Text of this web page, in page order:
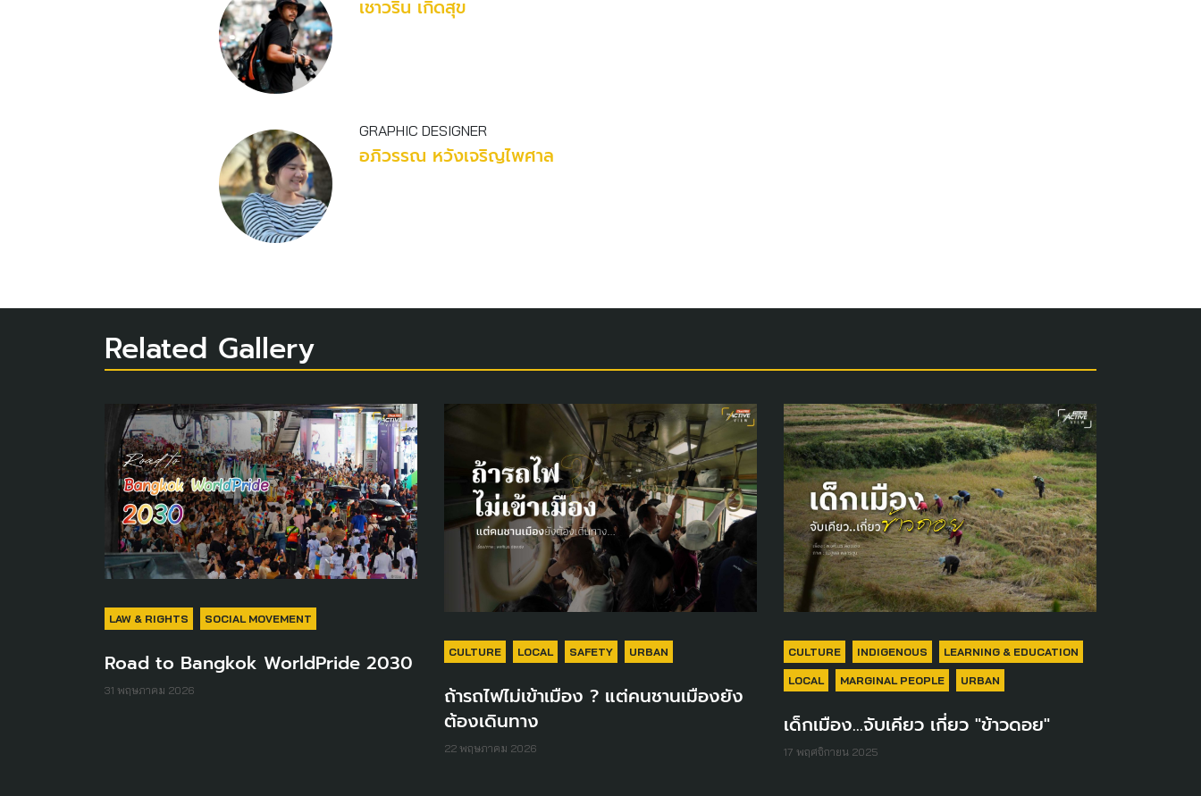
เชาวริน เกิดสุข
GRAPHIC DESIGNER
อภิวรรณ หวังเจริญไพศาล
Related Gallery
LAW & RIGHTS SOCIAL MOVEMENT
Road to Bangkok WorldPride 2030
31 พฤษภาคม 2026
CULTURE LOCAL SAFETY URBAN
ถ้ารถไฟไม่เข้าเมือง ? แต่คนชานเมืองยัง
ต้องเดินทาง
22 พฤษภาคม 2026
CULTURE INDIGENOUS LEARNING & EDUCATION
LOCAL MARGINAL PEOPLE URBAN
เด็กเมือง...จับเคียว เกี่ยว "ข้าวดอย"
17 พฤศจิกายน 2025